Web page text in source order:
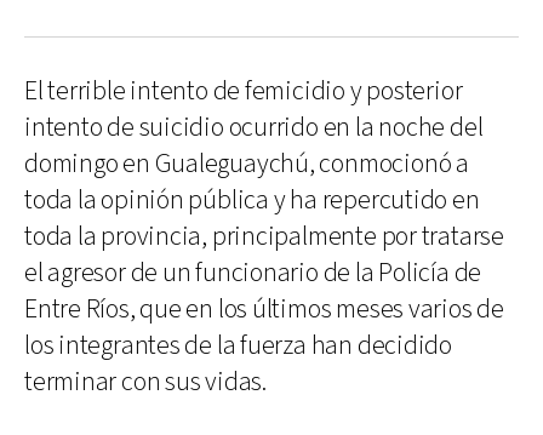
El terrible intento de femicidio y posterior
intento de suicidio ocurrido en la noche del
domingo en Gualeguaychú, conmocionó a
toda la opinión pública y ha repercutido en
toda la provincia, principalmente por tratarse
el agresor de un funcionario de la Policía de
Entre Ríos, que en los últimos meses varios de
los integrantes de la fuerza han decidido
terminar con sus vidas.